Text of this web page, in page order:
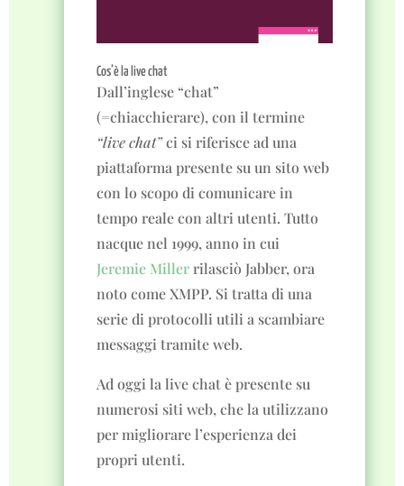
Cos’è la live chat
Dall’inglese “chat”
(=chiacchierare), con il termine
“live chat”ci si riferisce ad una
piattaforma presente su un sito web
con lo scopo di comunicare in
tempo reale con altri utenti. Tutto
nacque nel 1999, anno in cui
Jeremie Miller rilasciò Jabber, ora
noto come XMPP. Si tratta di una
serie di protocolli utili a scambiare
messaggi tramite web.
Ad oggi la live chat è presente su
numerosi siti web, che la utilizzano
per migliorare l’esperienza dei
propri utenti.